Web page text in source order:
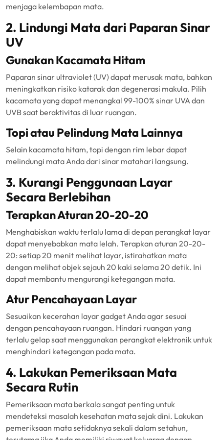
menjaga kelembapan mata.
2. Lindungi Mata dari Paparan Sinar
UV
Gunakan Kacamata Hitam
Paparan sinar ultraviolet (UV) dapat merusak mata, bahkan
meningkatkan risiko katarak dan degenerasi makula. Pilih
kacamata yang dapat menangkal 99-100% sinar UVA dan
UVB saat beraktivitas di luar ruangan.
Topi atau Pelindung Mata Lainnya
Selain kacamata hitam, topi dengan rim lebar dapat
melindungi mata Anda dari sinar matahari langsung.
3. Kurangi Penggunaan Layar
Secara Berlebihan
Terapkan Aturan 20-20-20
Menghabiskan waktu terlalu lama di depan perangkat layar
dapat menyebabkan mata lelah. Terapkan aturan 20-20-
20: setiap 20 menit melihat layar, istirahatkan mata
dengan melihat objek sejauh 20 kaki selama 20 detik. Ini
dapat membantu mengurangi ketegangan mata.
Atur Pencahayaan Layar
Sesuaikan kecerahan layar gadget Anda agar sesuai
dengan pencahayaan ruangan. Hindari ruangan yang
terlalu gelap saat menggunakan perangkat elektronik untuk
menghindari ketegangan pada mata.
4. Lakukan Pemeriksaan Mata
Secara Rutin
Pemeriksaan mata berkala sangat penting untuk
mendeteksi masalah kesehatan mata sejak dini. Lakukan
pemeriksaan mata setidaknya sekali dalam setahun,